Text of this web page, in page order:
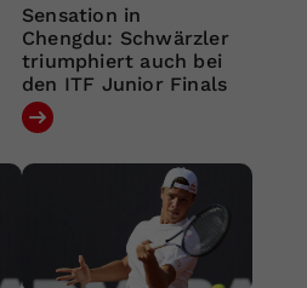
Sensation in
Chengdu: Schwärzler
triumphiert auch bei
den ITF Junior Finals